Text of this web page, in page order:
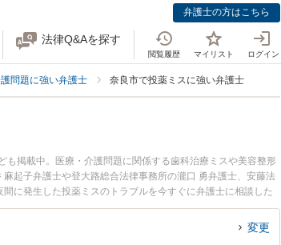
弁護士の方はこちら
法律Q&Aを探す
閲覧履歴 マイリスト ログイン
問題に強い弁護士 奈良市で投薬ミスに強い弁護士
掲載中。医療・介護問題に関係する歯科治療ミスや美容整形
起子弁護士や登大路総合法律事務所の瀧口 勇弁護士、安藤法
に発生した投薬ミスのトラブルを今すぐに弁護士に相談した
る奈良市内の弁護士に相談予約したい』などでお困りの相談者
変更